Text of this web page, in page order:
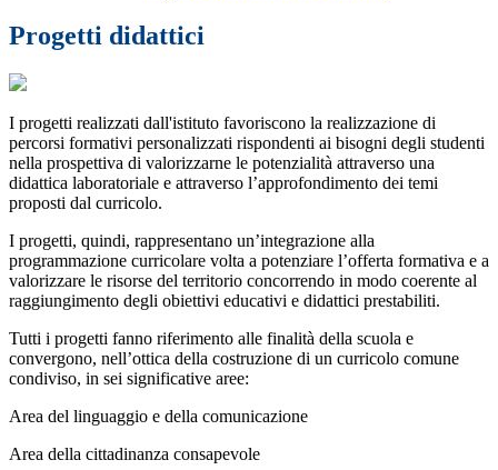
Progetti didattici
I progetti realizzati dall'istituto favoriscono la realizzazione di
percorsi formativi personalizzati rispondenti ai bisogni degli studenti
nella prospettiva di valorizzarne le potenzialità attraverso una
didattica laboratoriale e attraverso l’approfondimento dei temi
proposti dal curricolo.
I progetti, quindi, rappresentano un’integrazione alla
programmazione curricolare volta a potenziare l’offerta formativa e a
valorizzare le risorse del territorio concorrendo in modo coerente al
raggiungimento degli obiettivi educativi e didattici prestabiliti.
Tutti i progetti fanno riferimento alle finalità della scuola e
convergono, nell’ottica della costruzione di un curricolo comune
condiviso, in sei significative aree:
Area del linguaggio e della comunicazione
Area della cittadinanza consapevole